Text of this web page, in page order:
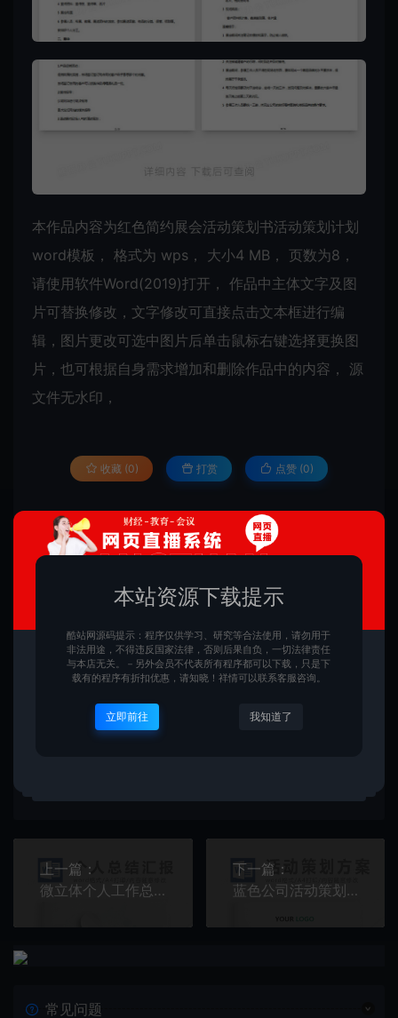
本作品内容为红色简约展会活动策划书活动策划计划
word模板， 格式为 wps， 大小4 MB， 页数为8，
请使用软件Word(2019)打开， 作品中主体文字及 图
片可替换修改，文字修改可直接点击文本框进行编
辑，图片更改可选中图片后单击鼠标右键选择更换图
片，也可根据自身需求增加和删除作品中的内容， 源
文件无水印，
收藏 (0) 打赏 点赞 (0)
所有文章不提供下载地址，版权归原作者所有!
PPT模板 红色简约展会活动策划书活动策划计划word
上一篇：
微立体个人工作总结工作汇报Word模板
下一篇：
蓝色公司活动策划方案活动策划计划word模板
常见问题
本站资源下载提示
酷站网源码提示：程序仅供学习、研究等合法使用，请勿用于
非法用途，不得违反国家法律，否则后果自负，一切法律责任
与本店无关。－另外会员不代表所有程序都可以下载，只是下
载有的程序有折扣优惠，请知晓！祥情可以联系客服咨询。
立即前往 我知道了